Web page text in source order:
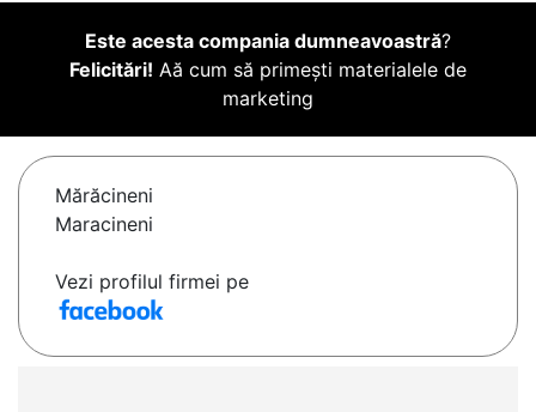
Este acesta compania dumneavoastră?
Felicitări! Aă cum să primești materialele de
marketing
Mărăcineni
Maracineni
Vezi profilul firmei pe